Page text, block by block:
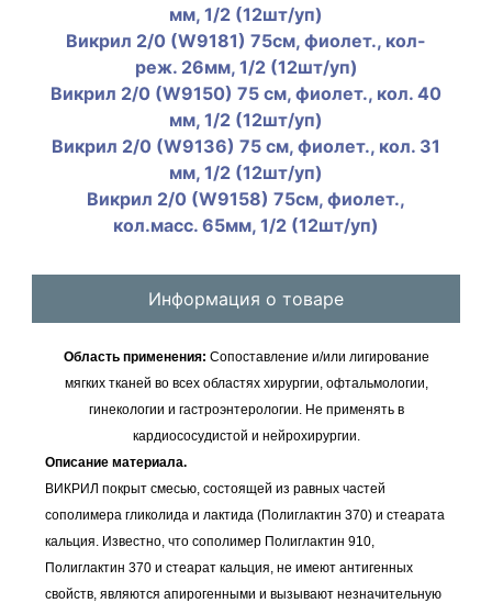
мм, 1/2 (12шт/уп)
Викрил 2/0 (W9181) 75см, фиолет., кол-
реж. 26мм, 1/2 (12шт/уп)
Викрил 2/0 (W9150) 75 см, фиолет., кол. 40
мм, 1/2 (12шт/уп)
Викрил 2/0 (W9136) 75 см, фиолет., кол. 31
мм, 1/2 (12шт/уп)
Викрил 2/0 (W9158) 75см, фиолет.,
кол.масс. 65мм, 1/2 (12шт/уп)
Информация о товаре
Область применения: Сопоставление и/или лигирование
мягких тканей во всех областях хирургии, офтальмологии,
гинекологии и гастроэнтерологии. Не применять в
кардиососудистой и нейрохирургии.
Описание материала.
ВИКРИЛ покрыт смесью, состоящей из равных частей
сополимера гликолида и лактида (Полиглактин 370) и стеарата
кальция. Известно, что сополимер Полиглактин 910,
Полиглактин 370 и стеарат кальция, не имеют антигенных
свойств, являются апирогенными и вызывают незначительную